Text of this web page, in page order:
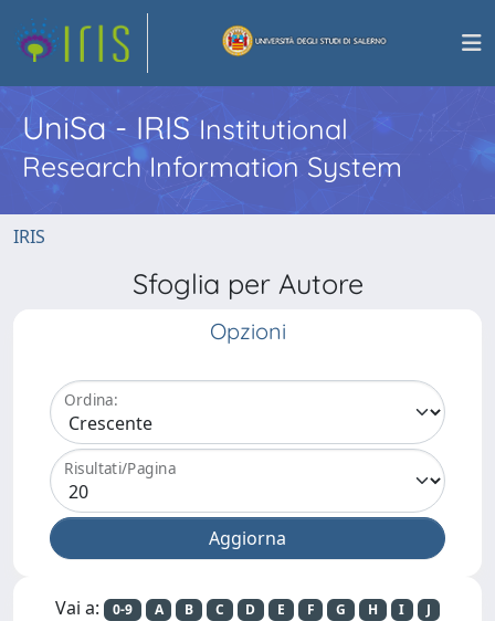
UniSa - IRISInstitutional
Research Information System
IRIS
Sfoglia per Autore
Opzioni
Ordina:
Risultati/Pagina
Vai a: 0-9 A B C D E F G H I
J